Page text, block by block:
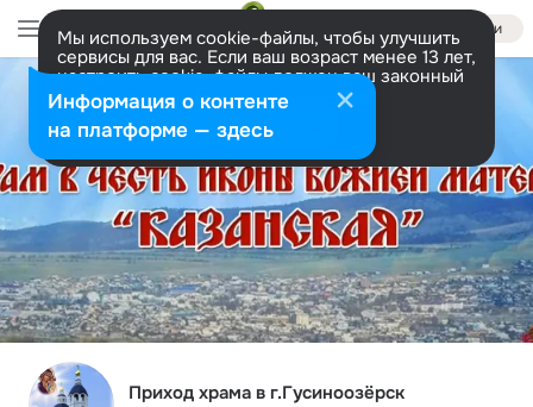
Войти
Мы используем cookie-файлы, чтобы улучшить
сервисы для вас. Если ваш возраст менее 13 лет,
настроить cookie-файлы должен ваш законный
представитель. Больше информации
Разрешить все Настроить
Приход храма в г.Гусиноозёрск
Информация о контенте
на платформе — здесь